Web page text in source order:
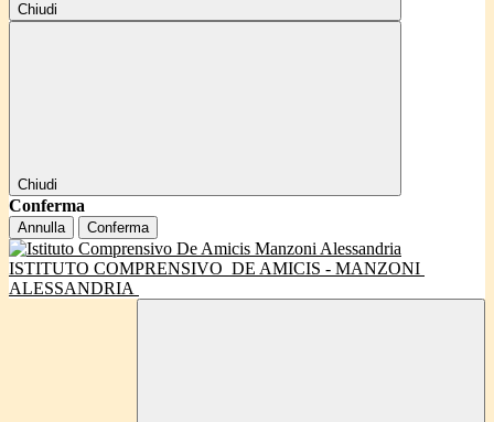
Chiudi
Chiudi
Conferma
Annulla Conferma
ISTITUTO COMPRENSIVO DE AMICIS - MANZONI
ALESSANDRIA